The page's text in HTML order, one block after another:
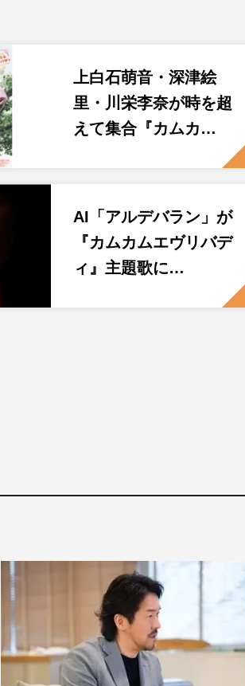
上白石萌音・深津絵
里・川栄李奈が時を超
えて集合『カムカ…
AI「アルデバラン」が
『カムカムエヴリバデ
ィ』主題歌に…